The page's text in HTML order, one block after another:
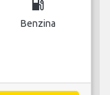
local_gas_station
Benzina